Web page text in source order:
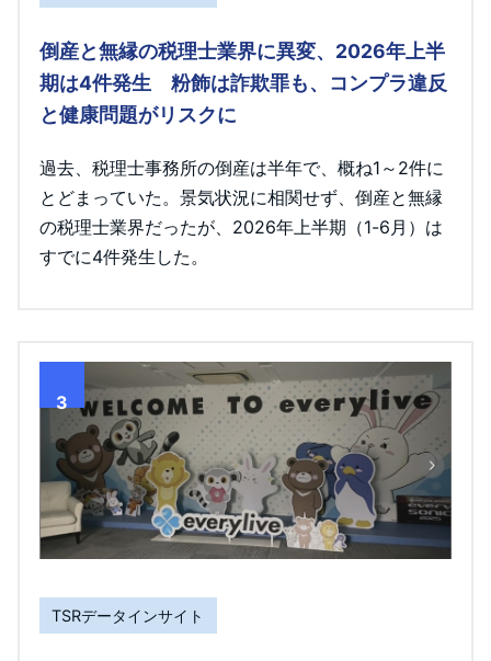
倒産と無縁の税理士業界に異変、2026年上半
期は4件発生 粉飾は詐欺罪も、コンプラ違反
と健康問題がリスクに
過去、税理士事務所の倒産は半年で、概ね1～2件に
とどまっていた。景気状況に相関せず、倒産と無縁
の税理士業界だったが、2026年上半期（1-6月）は
すでに4件発生した。
3
TSRデータインサイト